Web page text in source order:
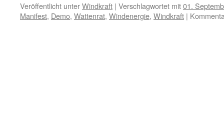
Veröffentlicht unterWindkraft | Verschlagwortet mit01.
Manifest, Demo, Wattenrat, Windenergie, Windkraft |